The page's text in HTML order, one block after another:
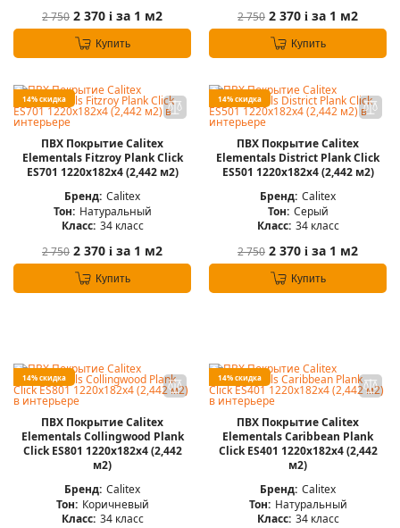
2 750 2 370 i за 1 м2
Купить
2 750 2 370 i за 1 м2
Купить
14% скидка
ПВХ Покрытие Calitex
Elementals Fitzroy Plank Click
ES701 1220x182x4 (2,442 м2)
Бренд: Calitex
Тон: Натуральный
Класс: 34 класс
2 750 2 370 i за 1 м2
Купить
14% скидка
ПВХ Покрытие Calitex
Elementals District Plank Click
ES501 1220x182x4 (2,442 м2)
Бренд: Calitex
Тон: Серый
Класс: 34 класс
2 750 2 370 i за 1 м2
Купить
14% скидка
ПВХ Покрытие Calitex
Elementals Collingwood Plank
Click ES801 1220x182x4 (2,442
м2)
Бренд: Calitex
Тон: Коричневый
Класс: 34 класс
14% скидка
ПВХ Покрытие Calitex
Elementals Caribbean Plank
Click ES401 1220x182x4 (2,442
м2)
Бренд: Calitex
Тон: Натуральный
Класс: 34 класс